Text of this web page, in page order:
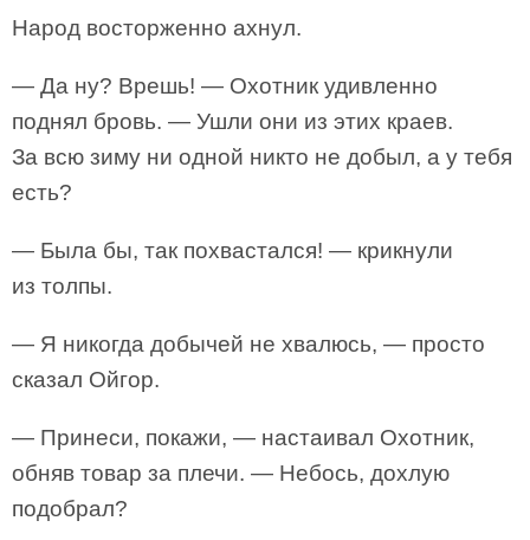
Народ восторженно ахнул.
— Да ну? Врешь! — Охотник удивленно
поднял бровь. — Ушли они из этих краев.
За всю зиму ни одной никто не добыл, а у тебя
есть?
— Была бы, так похвастался! — крикнули
из толпы.
— Я никогда добычей не хвалюсь, — просто
сказал Ойгор.
— Принеси, покажи, — настаивал Охотник,
обняв товар за плечи. — Небось, дохлую
подобрал?